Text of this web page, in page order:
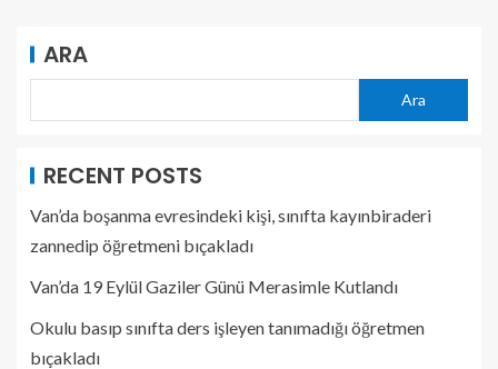
ARA
Ara
RECENT POSTS
Van’da boşanma evresindeki kişi, sınıfta kayınbiraderi
zannedip öğretmeni bıçakladı
Van’da 19 Eylül Gaziler Günü Merasimle Kutlandı
Okulu basıp sınıfta ders işleyen tanımadığı öğretmen
bıçakladı